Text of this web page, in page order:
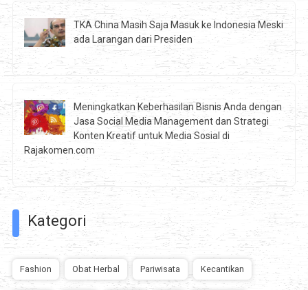
TKA China Masih Saja Masuk ke Indonesia Meski
ada Larangan dari Presiden
Meningkatkan Keberhasilan Bisnis Anda dengan
Jasa Social Media Management dan Strategi
Konten Kreatif untuk Media Sosial di
Rajakomen.com
Kategori
Fashion Obat Herbal Pariwisata Kecantikan